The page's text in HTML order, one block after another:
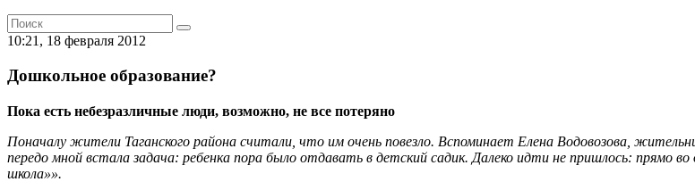
10:21, 18 февраля 2012
Дошкольное образование?
Пока есть небезразличные люди, возможно, не все потеряно
Поначалу жители Таганского района считали, что им очень повезло. Вспоминает Елена Водовозова,
передо мной встала задача: ребенка пора было отдавать в детский садик. Далеко идти не пришлось: прямо
школа»».